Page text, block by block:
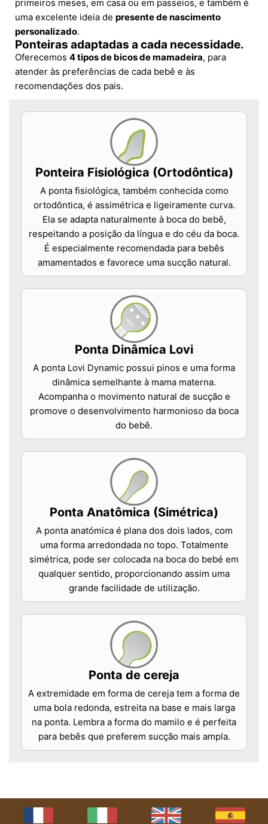
primeiros meses, em casa ou em passeios, e também é
uma excelente ideia de presente de nascimento
personalizado.
Ponteiras adaptadas a cada necessidade.
Oferecemos 4 tipos de bicos de mamadeira, para
atender às preferências de cada bebê e às
recomendações dos pais.
Ponteira Fisiológica (Ortodôntica)
A ponta fisiológica, também conhecida como
ortodôntica, é assimétrica e ligeiramente curva.
Ela se adapta naturalmente à boca do bebê,
respeitando a posição da língua e do céu da boca.
É especialmente recomendada para bebês
amamentados e favorece uma sucção natural.
Ponta Dinâmica Lovi
A ponta Lovi Dynamic possui pinos e uma forma
dinâmica semelhante à mama materna.
Acompanha o movimento natural de sucção e
promove o desenvolvimento harmonioso da boca
do bebê.
Ponta Anatômica (Simétrica)
A ponta anatómica é plana dos dois lados, com
uma forma arredondada no topo. Totalmente
simétrica, pode ser colocada na boca do bebé em
qualquer sentido, proporcionando assim uma
grande facilidade de utilização.
Ponta de cereja
A extremidade em forma de cereja tem a forma de
uma bola redonda, estreita na base e mais larga
na ponta. Lembra a forma do mamilo e é perfeita
para bebês que preferem sucção mais ampla.